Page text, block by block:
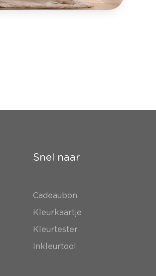
Snel naar
Cadeaubon
Kleurkaartje
Kleurtester
Inkleurtool